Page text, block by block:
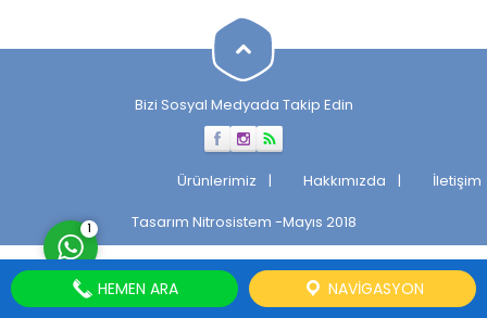
Bizi Sosyal Medyada Takip Edin
Ürünlerimiz Hakkımızda
İletişim
Tasarım Nitrosistem -Mayıs 2018
Cevap Yaz
1
HEMEN ARA NAVIGASYON